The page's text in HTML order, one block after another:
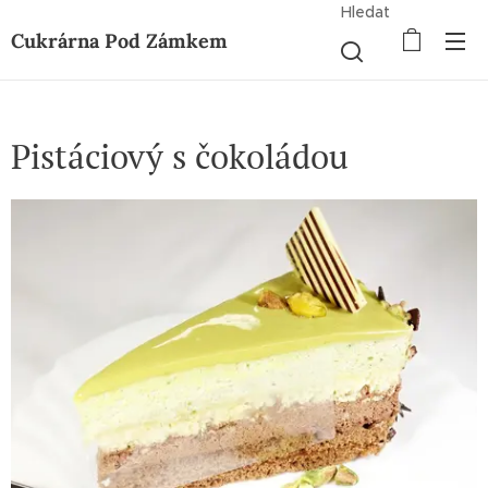
Cukrárna Pod Zámkem
Hledat
Pistáciový s čokoládou